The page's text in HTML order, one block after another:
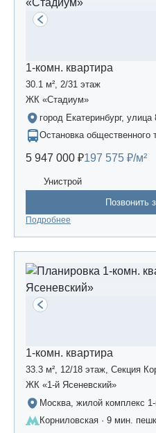
1-комн. квартира
30.1 м², 2/31 этаж
ЖК «Стадиум»
город Екатеринбург,
Остановка общественного
5 947 000 ₽197 575 ₽/м²
Унистрой
Позвонить
Подробнее
1-комн. квартира
33.3 м², 12/18 этаж, Секция
ЖК «1-й Ясеневский»
Москва, жилой комплекс
Корниловская · 9 мин.